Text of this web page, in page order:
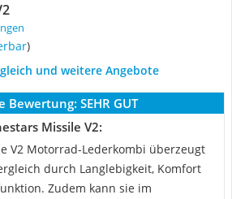
)
und weitere Angebote
Bewertung: SEHR GUT
Missile V2:
V2 Motorrad-Lederkombi überzeugt
durch Langlebigkeit, Komfort
Zudem kann sie im